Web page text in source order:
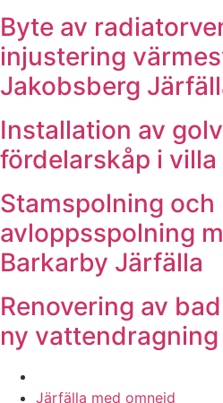
Byte av
injustering
Jakobsberg
Installation av
fördelarskåp i
Stamspolning och
avloppsspolning
Barkarby Järfälla
Renovering av
ny
Järfälla med omnejd